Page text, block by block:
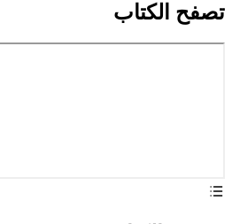
تصفح الكتاب